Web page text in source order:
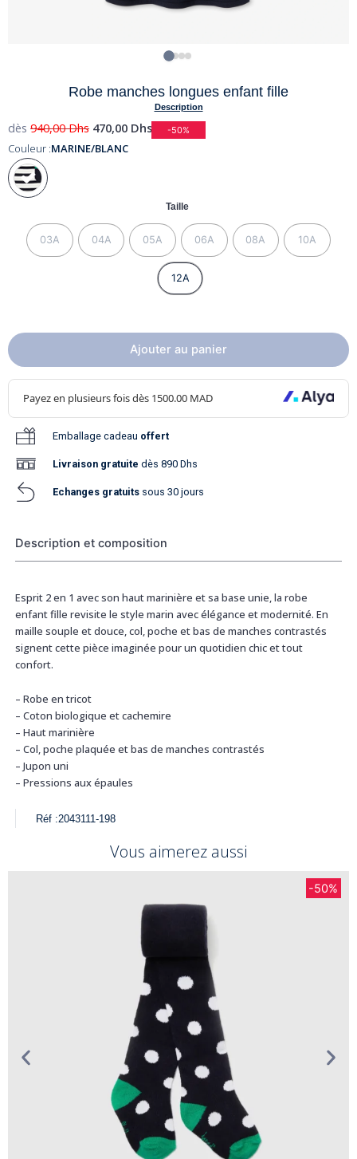
Robe manches longues enfant fille
Description
dès 940,00Dhs 470,00 Dhs -50%
Couleur :MARINE/BLANC
Taille
03A 04A 05A 06A 08A 10A
12A
Ajouter au panier
Emballage cadeau offert
Livraison gratuite dès 890 Dhs
Echanges gratuits sous 30 jours
Description et composition
Esprit 2 en 1 avec son haut marinière et sa base unie, la robe
enfant fille revisite le style marin avec élégance et modernité. En
maille souple et douce, col, poche et bas de manches contrastés
signent cette pièce imaginée pour un quotidien chic et tout
confort.
– Robe en tricot
– Coton biologique et cachemire
– Haut marinière
– Col, poche plaquée et bas de manches contrastés
– Jupon uni
– Pressions aux épaules
Réf :2043111-198
Vous aimerez aussi
-50%